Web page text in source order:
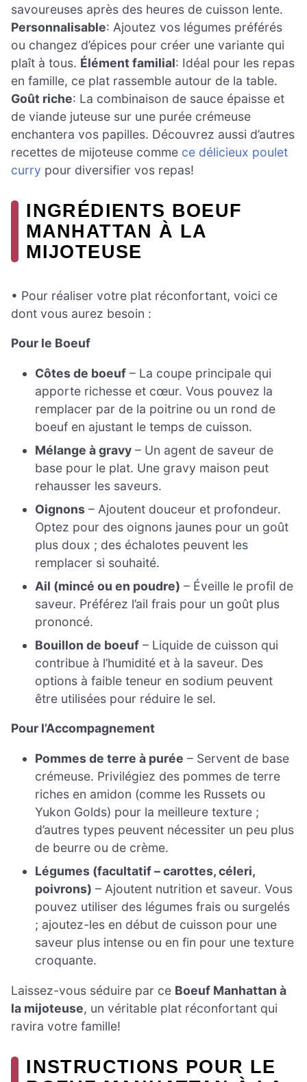
savoureuses après des heures de cuisson lente.
Personnalisable: Ajoutez vos légumes préférés
ou changez d’épices pour créer une variante qui
plaît à tous. Élément familial: Idéal pour les repas
en famille, ce plat rassemble autour de la table.
Goût riche: La combinaison de sauce épaisse et
de viande juteuse sur une purée crémeuse
enchantera vos papilles. Découvrez aussi d’autres
recettes de mijoteuse comme ce délicieux poulet
curry pour diversifier vos repas!
INGRÉDIENTS BOEUF
MANHATTAN À LA
MIJOTEUSE
• Pour réaliser votre plat réconfortant, voici ce
dont vous aurez besoin :
Pour le Boeuf
Côtes de boeuf – La coupe principale qui
apporte richesse et cœur. Vous pouvez la
remplacer par de la poitrine ou un rond de
boeuf en ajustant le temps de cuisson.
Mélange à gravy – Un agent de saveur de
base pour le plat. Une gravy maison peut
rehausser les saveurs.
Oignons – Ajoutent douceur et profondeur.
Optez pour des oignons jaunes pour un goût
plus doux ; des échalotes peuvent les
remplacer si souhaité.
Ail (mincé ou en poudre) – Éveille le profil de
saveur. Préférez l’ail frais pour un goût plus
prononcé.
Bouillon de boeuf – Liquide de cuisson qui
contribue à l’humidité et à la saveur. Des
options à faible teneur en sodium peuvent
être utilisées pour réduire le sel.
Pour l’Accompagnement
Pommes de terre à purée – Servent de base
crémeuse. Privilégiez des pommes de terre
riches en amidon (comme les Russets ou
Yukon Golds) pour la meilleure texture ;
d’autres types peuvent nécessiter un peu plus
de beurre ou de crème.
Légumes (facultatif – carottes, céleri,
poivrons) – Ajoutent nutrition et saveur. Vous
pouvez utiliser des légumes frais ou surgelés
; ajoutez-les en début de cuisson pour une
saveur plus intense ou en fin pour une texture
croquante.
Laissez-vous séduire par ce Boeuf Manhattan à
la mijoteuse, un véritable plat réconfortant qui
ravira votre famille!
INSTRUCTIONS POUR LE